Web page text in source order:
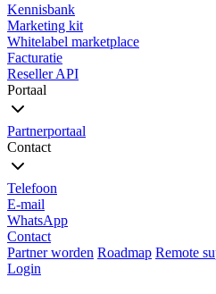
Kennisbank
Marketing kit
Whitelabel marketplace
Facturatie
Reseller API
Portaal
Partnerportaal
Contact
Telefoon
E-mail
WhatsApp
Contact
Partner worden Roadmap Remote
Login